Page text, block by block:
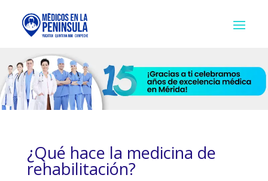
¿Qué hace la medicina de
rehabilitación?